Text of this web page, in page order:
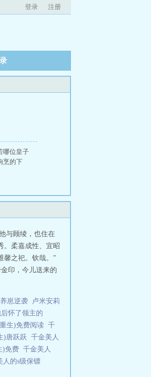
登录 注册
哪位皇子
烹的下
与顾绫，也住在
。柔嘉成性、宜昭
馨之祀。钦哉。”
印，今儿送来的
崽逆袭
卢米安莉
怀了领主的
生)免费阅读 千
)唐跃跃 千金美人
)免费 千金美人
人的s级保镖